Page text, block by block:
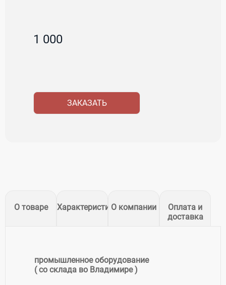
1 000
ЗАКАЗАТЬ
О товаре ХарактеристикиО компании
Оплата и
доставка
промышленное оборудование
( со склада во Владимире )